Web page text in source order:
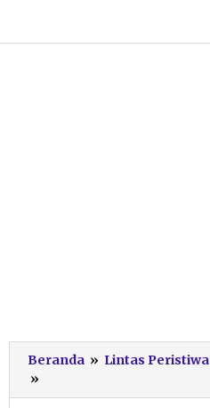
konten
Beranda » Lintas Peristiwa
»
Pagi